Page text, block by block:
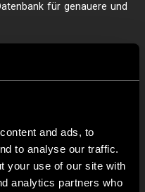
and ads, to
to analyse our traffic.
your use of our site with
analytics partners who
für genauere und